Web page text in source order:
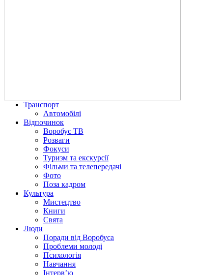
Транспорт
Автомобілі
Відпочинок
Воробус ТВ
Розваги
Фокуси
Туризм та екскурсії
Фільми та телепередачі
Фото
Поза кадром
Культура
Мистецтво
Книги
Свята
Люди
Поради від Воробуса
Проблеми молоді
Психологія
Навчання
Інтерв’ю